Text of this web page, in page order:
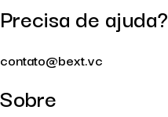
Precisa de ajuda?
contato@bext.vc
Sobre